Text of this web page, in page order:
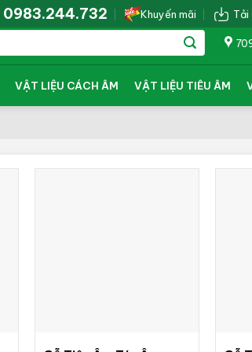
0983.244.732 Khuyến mãi Tải
VẬT LIỆU CÁCH ÂM VẬT LIỆU TIÊU ÂM